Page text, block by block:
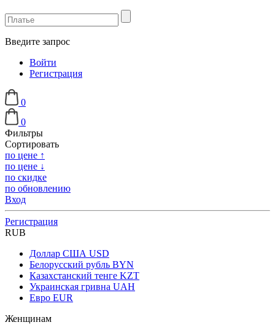
Введите запрос
Войти
Регистрация
0
0
Фильтры
Сортировать
по цене ↑
по цене ↓
по скидке
по обновлению
Вход
Регистрация
RUB
Доллар США USD
Белорусский рубль BYN
Казахстанский тенге KZT
Украинская гривна UAH
Евро EUR
Женщинам